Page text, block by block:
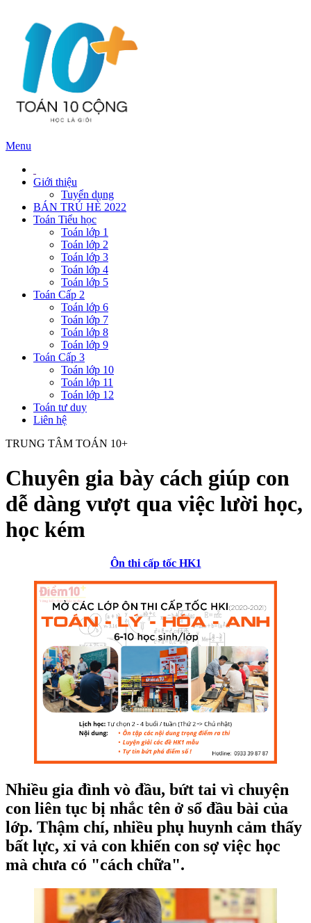
Menu
Giới thiệu
Tuyển dụng
BÁN TRÚ HÈ 2022
Toán Tiểu học
Toán lớp 1
Toán lớp 2
Toán lớp 3
Toán lớp 4
Toán lớp 5
Toán Cấp 2
Toán lớp 6
Toán lớp 7
Toán lớp 8
Toán lớp 9
Toán Cấp 3
Toán lớp 10
Toán lớp 11
Toán lớp 12
Toán tư duy
Liên hệ
TRUNG TÂM TOÁN 10+
Chuyên gia bày cách giúp con
dễ dàng vượt qua việc lười học,
học kém
Ôn thi cấp tốc HK1
Nhiều gia đình vò đầu, bứt tai vì chuyện
con liên tục bị nhắc tên ở sổ đầu bài của
lớp. Thậm chí, nhiều phụ huynh cảm thấy
bất lực, xỉ vả con khiến con sợ việc học
mà chưa có "cách chữa".